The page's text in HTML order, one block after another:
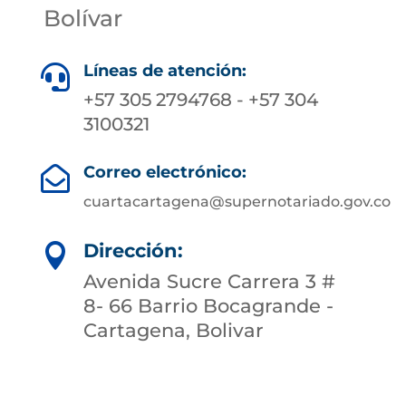
Bolívar
 Líneas de atención:
+57 305 2794768 - +57 304
3100321
 Correo electrónico:
cuartacartagena@supernotariado.gov.co

Dirección:
Avenida Sucre Carrera 3 #
8- 66 Barrio Bocagrande -
Cartagena, Bolivar